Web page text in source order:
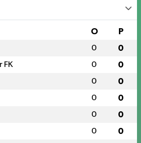
O P
0 0
FK 0 0
0 0
0 0
0 0
0 0